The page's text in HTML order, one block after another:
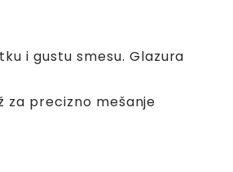
i gustu smesu. Glazura
za precizno mešanje